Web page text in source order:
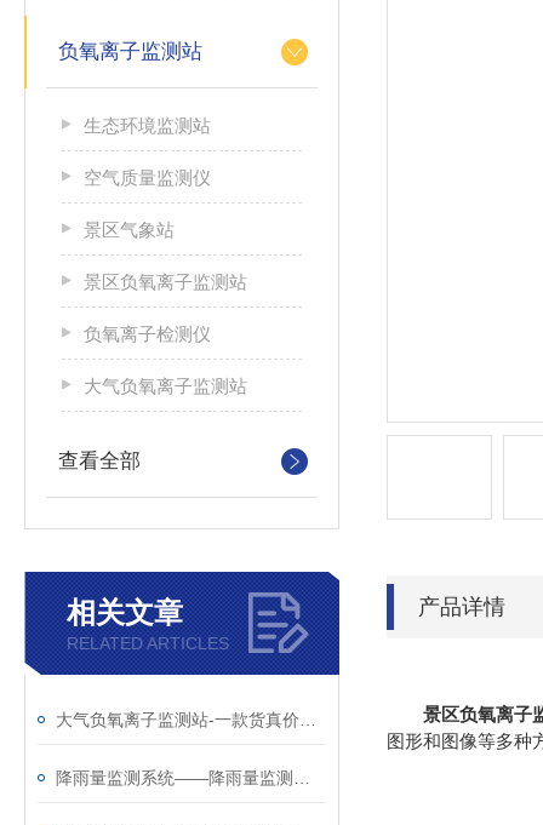
负氧离子监测站
生态环境监测站
空气质量监测仪
景区气象站
景区负氧离子监测站
负氧离子检测仪
大气负氧离子监测站
查看全部
相关文章
RELATED ARTICLES
产品详情
景区负氧离子
图形和图像等多种